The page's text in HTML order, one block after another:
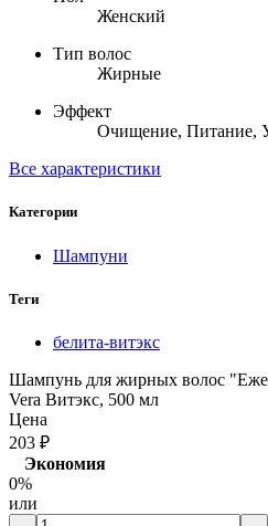
Женский
Тип волос
Жирные
Эффект
Очищение, Питание,
Все характеристики
Категории
Шампуни
Теги
белита-витэкс
Шампунь для жирных волос
Vera Витэкс, 500 мл
Цена
203 ₽
Экономия
0%
или